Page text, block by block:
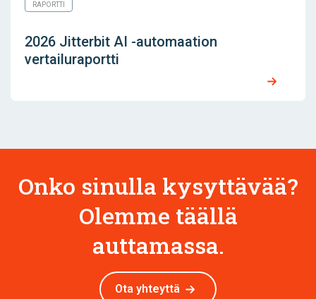
RAPORTTI
2026 Jitterbit AI -automaation
vertailuraportti
Onko sinulla kysyttävää?
Olemme täällä
auttamassa.
Ota yhteyttä